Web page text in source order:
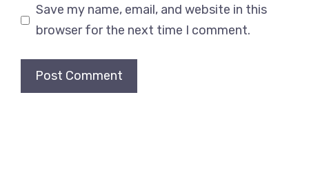
Save my name, email, and website in this
browser for the next time I comment.